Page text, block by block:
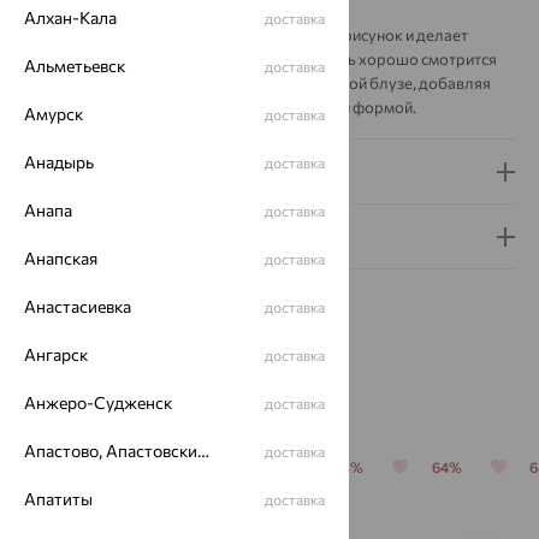
Золотой оттенок подчёркивает рельефный рисунок и делает
композицию заметной в образе. Такая брошь хорошо смотрится
на лацкане жакета, пальто, платье или плотной блузе, добавляя
стилю акцент с характером и выразительной формой.
Доставка и оплата
Похожие изделия
64% 64%
Алхан-Кала доставка
Альметьевск доставка
Амурск доставка
Анадырь доставка
Анапа доставка
Анапская доставка
Анастасиевка доставка
Ангарск доставка
Анжеро-Судженск доставка
Апастово, Апастовский район доставка
Апатиты доставка